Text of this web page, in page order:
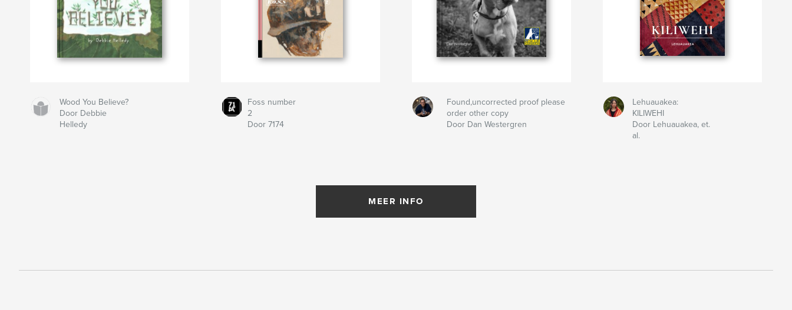
Wood You Believe?
Door Debbie
Helledy
Foss number
2
Door 7174
Found,uncorrected proof please
order other copy
Door Dan Westergren
Lehuauakea:
KILIWEHI
Door Lehuauakea, et.
al.
MEER INFO